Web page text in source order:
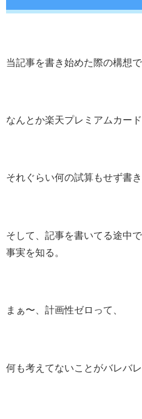
当記事を書き始めた際の構想
なんとか楽天プレミアムカー
それぐらい何の試算もせず書き
そして、記事を書いてる途中
事実を知る。
まぁ〜、計画性ゼロって、
何も考えてないことがバレバレ